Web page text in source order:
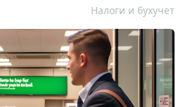
Налоги и бухучет